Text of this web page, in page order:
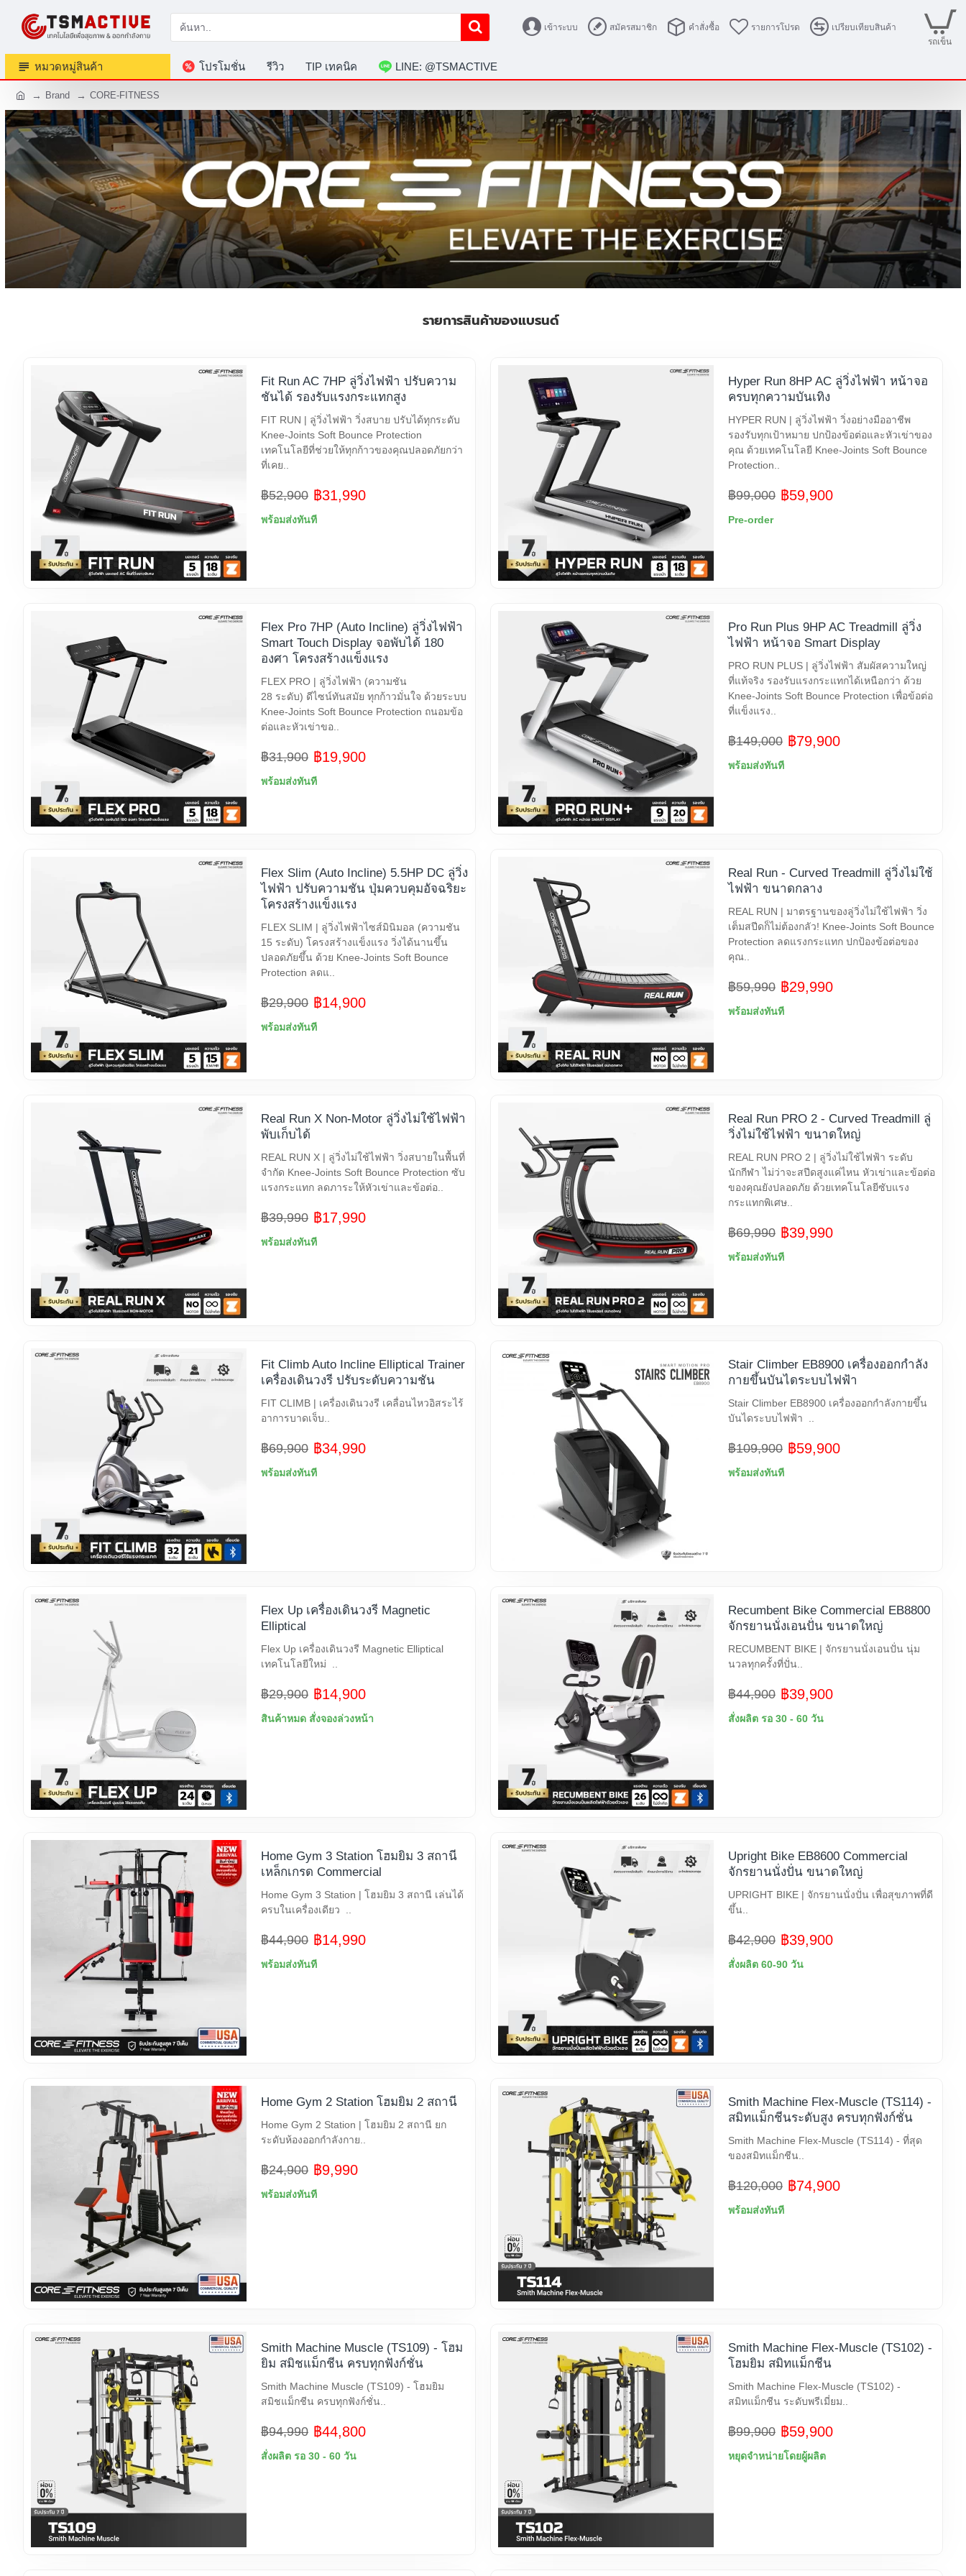
เข้าระบบ สมัครสมาชิก คำสั่งซื้อ รายการโปรด
เปรียบเทียบสินค้า
รถเข็น
หมวดหมู่สินค้า โปรโมชั่น รีวิว TIP เทคนิค LINE: @TSMACTIVE
Brand CORE-FITNESS
รายการสินค้าของแบรนด์
Fit Run AC 7HP ลู่วิ่งไฟฟ้า ปรับความ
ชันได้ รองรับแรงกระแทกสูง
พร้อมส่งทันที
FIT RUN | ลู่วิ่งไฟฟ้า วิ่งสบาย ปรับได้ทุกระดับ
Knee-Joints Soft Bounce Protection
เทคโนโลยีที่ช่วยให้ทุกก้าวของคุณปลอดภัยกว่า
ที่เคย..
฿31,990
฿52,900
Hyper Run 8HP AC ลู่วิ่งไฟฟ้า หน้าจอ
ครบทุกความบันเทิง
Pre-order
HYPER RUN | ลู่วิ่งไฟฟ้า วิ่งอย่างมืออาชีพ
รองรับทุกเป้าหมาย ปกป้องข้อต่อและหัวเข่าของ
คุณ ด้วยเทคโนโลยี Knee-Joints Soft Bounce
Protection..
฿59,900
฿99,000
Flex Pro 7HP (Auto Incline) ลู่วิ่งไฟฟ้า
Smart Touch Display จอพับได้ 180
องศา โครงสร้างแข็งแรง
พร้อมส่งทันที
FLEX PRO | ลู่วิ่งไฟฟ้า (ความชัน
28 ระดับ) ดีไซน์ทันสมัย ทุกก้าวมั่นใจ ด้วยระบบ
Knee-Joints Soft Bounce Protection ถนอมข้อ
ต่อและหัวเข่าขอ..
฿19,900
฿31,900
Pro Run Plus 9HP AC Treadmill ลู่วิ่ง
ไฟฟ้า หน้าจอ Smart Display
พร้อมส่งทันที
PRO RUN PLUS | ลู่วิ่งไฟฟ้า สัมผัสความใหญ่
ที่แท้จริง รองรับแรงกระแทกได้เหนือกว่า ด้วย
Knee-Joints Soft Bounce Protection เพื่อข้อต่อ
ที่แข็งแรง..
฿79,900
฿149,000
Flex Slim (Auto Incline) 5.5HP DC ลู่วิ่ง
ไฟฟ้า ปรับความชัน ปุ่มควบคุมอัจฉริยะ
โครงสร้างแข็งแรง
พร้อมส่งทันที
FLEX SLIM | ลู่วิ่งไฟฟ้าไซส์มินิมอล (ความชัน
15 ระดับ) โครงสร้างแข็งแรง วิ่งได้นานขึ้น
ปลอดภัยขึ้น ด้วย Knee-Joints Soft Bounce
Protection ลดแ..
฿14,900
฿29,900
Real Run - Curved Treadmill ลู่วิ่งไม่ใช้
ไฟฟ้า ขนาดกลาง
พร้อมส่งทันที
REAL RUN | มาตรฐานของลู่วิ่งไม่ใช้ไฟฟ้า วิ่ง
เต็มสปีดก็ไม่ต้องกลัว! Knee-Joints Soft Bounce
Protection ลดแรงกระแทก ปกป้องข้อต่อของ
คุณ..
฿29,990
฿59,990
Real Run X Non-Motor ลู่วิ่งไม่ใช้ไฟฟ้า
พับเก็บได้
พร้อมส่งทันที
REAL RUN X | ลู่วิ่งไม่ใช้ไฟฟ้า วิ่งสบายในพื้นที่
จำกัด Knee-Joints Soft Bounce Protection ซับ
แรงกระแทก ลดภาระให้หัวเข่าและข้อต่อ..
฿17,990
฿39,990
Real Run PRO 2 - Curved Treadmill ลู่
วิ่งไม่ใช้ไฟฟ้า ขนาดใหญ่
พร้อมส่งทันที
REAL RUN PRO 2 | ลู่วิ่งไม่ใช้ไฟฟ้า ระดับ
นักกีฬา ไม่ว่าจะสปีดสูงแค่ไหน หัวเข่าและข้อต่อ
ของคุณยังปลอดภัย ด้วยเทคโนโลยีซับแรง
กระแทกพิเศษ..
฿39,990
฿69,990
Fit Climb Auto Incline Elliptical Trainer
เครื่องเดินวงรี ปรับระดับความชัน
พร้อมส่งทันที
FIT CLIMB | เครื่องเดินวงรี เคลื่อนไหวอิสระไร้
อาการบาดเจ็บ..
฿34,990
฿69,900
Stair Climber EB8900 เครื่องออกกำลัง
กายขึ้นบันไดระบบไฟฟ้า
พร้อมส่งทันที
Stair Climber EB8900 เครื่องออกกำลังกายขึ้น
บันไดระบบไฟฟ้า ..
฿59,900
฿109,900
Flex Up เครื่องเดินวงรี Magnetic
Elliptical
สินค้าหมด สั่งจองล่วงหน้า
Flex Up เครื่องเดินวงรี Magnetic Elliptical
เทคโนโลยีใหม่ ..
฿14,900
฿29,900
Recumbent Bike Commercial EB8800
จักรยานนั่งเอนปั่น ขนาดใหญ่
สั่งผลิต รอ 30 - 60 วัน
RECUMBENT BIKE | จักรยานนั่งเอนปั่น นุ่ม
นวลทุกครั้งที่ปั่น..
฿39,900
฿44,900
Home Gym 3 Station โฮมยิม 3 สถานี
เหล็กเกรด Commercial
พร้อมส่งทันที
Home Gym 3 Station | โฮมยิม 3 สถานี เล่นได้
ครบในเครื่องเดียว ..
฿14,990
฿44,900
Upright Bike EB8600 Commercial
จักรยานนั่งปั่น ขนาดใหญ่
สั่งผลิต 60-90 วัน
UPRIGHT BIKE | จักรยานนั่งปั่น เพื่อสุขภาพที่ดี
ขึ้น..
฿39,900
฿42,900
Home Gym 2 Station โฮมยิม 2 สถานี
พร้อมส่งทันที
Home Gym 2 Station | โฮมยิม 2 สถานี ยก
ระดับห้องออกกำลังกาย..
฿9,990
฿24,900
Smith Machine Flex-Muscle (TS114) -
สมิทแม็กชีนระดับสูง ครบทุกฟังก์ชั่น
พร้อมส่งทันที
Smith Machine Flex-Muscle (TS114) - ที่สุด
ของสมิทแม็กชีน..
฿74,900
฿120,000
Smith Machine Muscle (TS109) - โฮม
ยิม สมิชแม็กชีน ครบทุกฟังก์ชั่น
สั่งผลิต รอ 30 - 60 วัน
Smith Machine Muscle (TS109) - โฮมยิม
สมิชแม็กชีน ครบทุกฟังก์ชั่น..
฿44,800
฿94,990
Smith Machine Flex-Muscle (TS102) -
โฮมยิม สมิทแม็กชีน
หยุดจำหน่ายโดยผู้ผลิต
Smith Machine Flex-Muscle (TS102) -
สมิทแม็กชีน ระดับพรีเมี่ยม..
฿59,900
฿99,900